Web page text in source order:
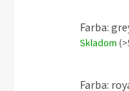
Farba:
Skladom
Farba: